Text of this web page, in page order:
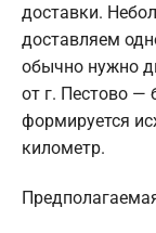
доставки.
доставляем
обычно нужно
от г. Пестово —
формируется
километр.